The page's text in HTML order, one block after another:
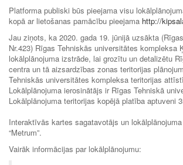
Platforma publiski būs pieejama visu
kopā ar lietošanas pamācību pieejama http://
Jau ziņots, ka 2020. gada 19. jūnijā uzsākta
Nr.423) Rīgas Tehniskās universitātes kompleksa
lokālplānojuma izstrāde, lai grozītu un detalizētu
centra un tā aizsardzības zonas teritorijas
Tehniskās universitātes kompleksa teritorijas
Lokālplānojuma ierosinātājs ir Rīgas Tehniskā
Lokālplānojuma teritorijas kopējā platība aptuveni
Interaktīvās kartes sagatavotājs un
“Metrum”.
Vairāk informācijas par lokālplānojumu: